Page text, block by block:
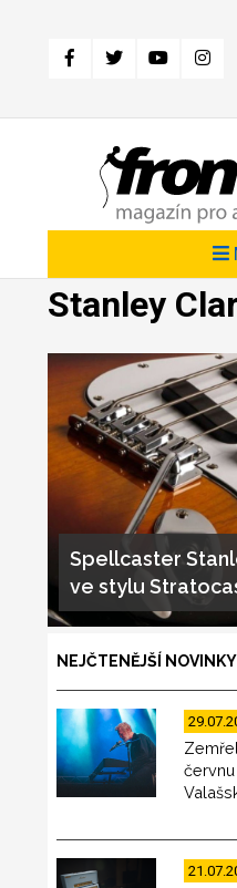
hlavnímu
Stanley
Spellcaster
ve stylu
NEJČTENĚJŠÍ NOVINKY